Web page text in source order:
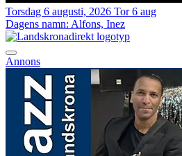
Torsdag 6 augusti, 2026 Tor 6 aug
Dagens namn: Alfons, Inez
Annons